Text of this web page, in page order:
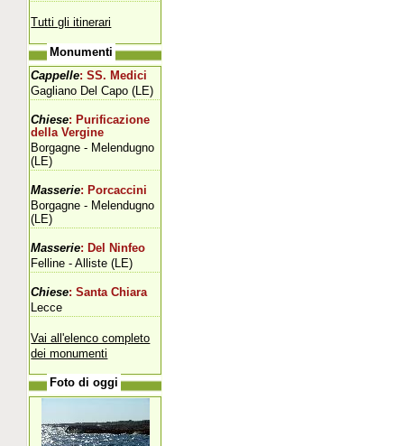
Tutti gli itinerari
Monumenti
Cappelle: SS. Medici
Gagliano Del Capo (LE)
Chiese: Purificazione
della Vergine
Borgagne - Melendugno
(LE)
Masserie: Porcaccini
Borgagne - Melendugno
(LE)
Masserie: Del Ninfeo
Felline - Alliste (LE)
Chiese: Santa Chiara
Lecce
Vai all'elenco completo
dei monumenti
Foto di oggi